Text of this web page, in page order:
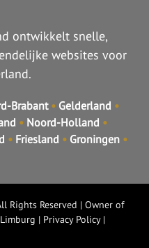
ontwikkelt snelle,
websites voor
Brabant•Gelderland •
•Noord-Holland •
•Friesland •Groningen •
Rights Reserved | Owner of
| Privacy Policy|